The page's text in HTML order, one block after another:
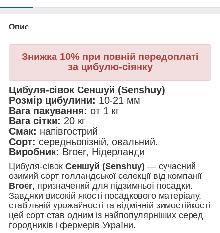
Опис
Знижка 10% при повній передоплаті
за цибулю-сіянку
Цибуля-сівок Сеншуй (Senshuy)
Розмір цибулини: 10-21 мм
Вага пакування: от 1 кг
Вага сітки: 20 кг
Смак: напівгострий
Сорт: середньопізній, овальний.
Виробник: Broer, Нідерланди
Цибуля-сівок Сеншуй (Senshuy) — сучасний
озимий сорт голландської селекції від компанії
Broer, призначений для підзимньої посадки.
Завдяки високій якості посадкового матеріалу,
стабільній урожайності та відмінній зимостійкості
цей сорт став одним із найпопулярніших серед
городників і фермерів України.